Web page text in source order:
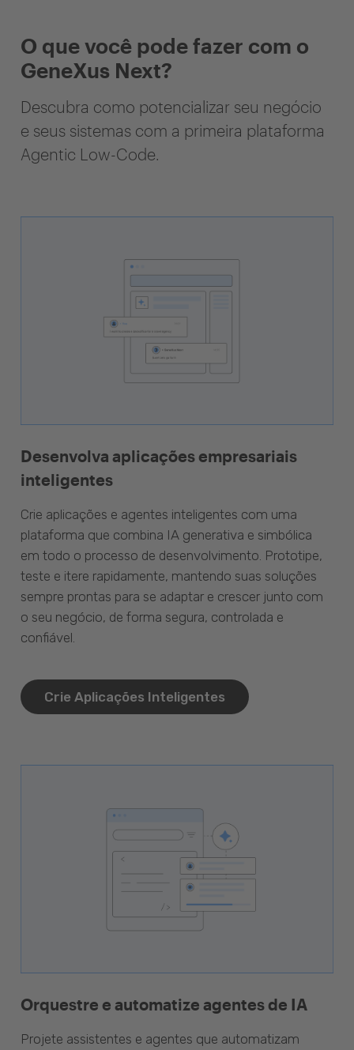
O que você pode fazer com o
GeneXus Next?
Descubra como potencializar seu negócio
e seus sistemas com a primeira plataforma
Agentic Low-Code.
Desenvolva aplicações empresariais
inteligentes
Crie aplicações e agentes inteligentes com uma
plataforma que combina IA generativa e simbólica
em todo o processo de desenvolvimento. Prototipe,
teste e itere rapidamente, mantendo suas soluções
sempre prontas para se adaptar e crescer junto com
o seu negócio, de forma segura, controlada e
confiável.
Crie Aplicações Inteligentes
Orquestre e automatize agentes de IA
Projete assistentes e agentes que automatizam